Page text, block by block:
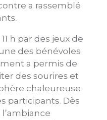
a rassemblé
h par des jeux de
des bénévoles
a permis de
des sourires et
chaleureuse
participants. Dès